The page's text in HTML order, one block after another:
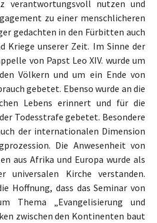
verantwortungsvoll nutzen und
zu einer menschlicheren
gedachten in den Fürbitten auch
Kriege unserer Zeit. Im Sinne der
von Papst Leo XIV. wurde um
Völkern und um ein Ende von
gebetet. Ebenso wurde an die
Lebens erinnert und für die
Todesstrafe gebetet. Besondere
der internationalen Dimension
Die Anwesenheit von
aus Afrika und Europa wurde als
universalen Kirche verstanden.
Hoffnung, dass das Seminar von
Thema „Evangelisierung und
zwischen den Kontinenten baut